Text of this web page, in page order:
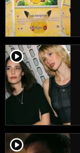
player2
player2